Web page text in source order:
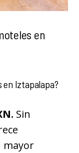
en
en Iztapalapa?
Sin
mayor